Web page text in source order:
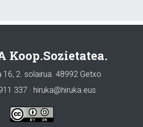
Koop.Sozietatea.
16, 2. solairua. 48992 Getxo
337 · hiruka@hiruka.eus